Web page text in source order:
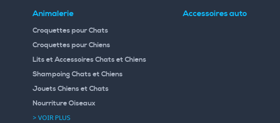
Animalerie
Croquettes pour Chats
Croquettes pour Chiens
Lits et Accessoires Chats et Chiens
Shampoing Chats et Chiens
Jouets Chiens et Chats
Nourriture Oiseaux
> VOIR PLUS
Accessoires auto